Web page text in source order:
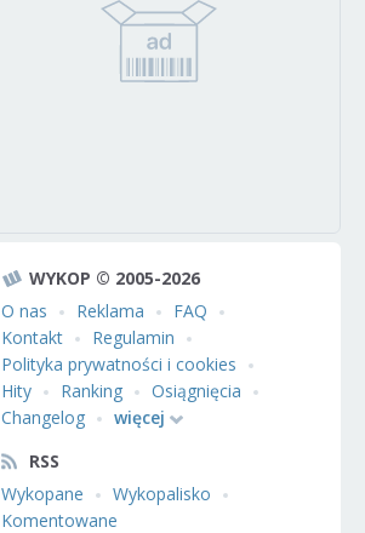
WYKOP © 2005-2026
O nas
Reklama
FAQ
Kontakt
Regulamin
Polityka prywatności i cookies
Hity
Ranking
Osiągnięcia
Changelog
więcej
RSS
Wykopane
Wykopalisko
Komentowane